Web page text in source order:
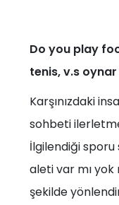
Do you play
tenis, v.s oynar
Karşınızdaki
sohbeti
İlgilendiği sporu
aleti var mı
şekilde